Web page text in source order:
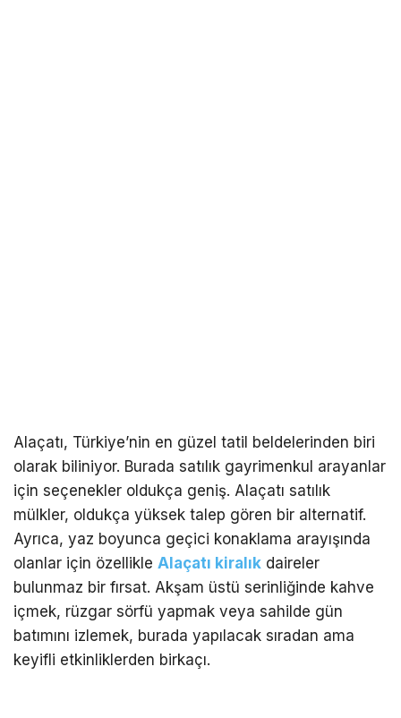
Alaçatı, Türkiye’nin en güzel tatil beldelerinden biri
olarak biliniyor. Burada satılık gayrimenkul arayanlar
için seçenekler oldukça geniş. Alaçatı satılık
mülkler, oldukça yüksek talep gören bir alternatif.
Ayrıca, yaz boyunca geçici konaklama arayışında
olanlar için özellikle Alaçatı kiralık daireler
bulunmaz bir fırsat. Akşam üstü serinliğinde kahve
içmek, rüzgar sörfü yapmak veya sahilde gün
batımını izlemek, burada yapılacak sıradan ama
keyifli etkinliklerden birkaçı.